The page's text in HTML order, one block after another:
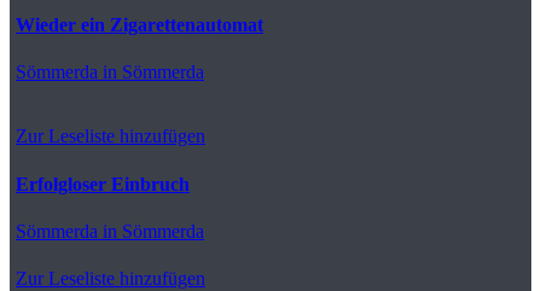
Wieder ein Zigarettenautomat
Sömmerda in Sömmerda
Zur Leseliste hinzufügen
Erfolgloser Einbruch
Sömmerda in Sömmerda
Zur Leseliste hinzufügen